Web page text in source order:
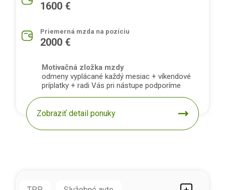
1600 €
Priemerná mzda na pozíciu
2000 €
Motivačná zložka mzdy
odmeny vyplácané každý mesiac + víkendové
príplatky + radi Vás pri nástupe podporíme
Zobraziť detail ponuky